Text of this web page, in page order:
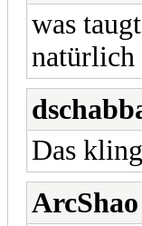
was
natürlich
Das
ArcShao